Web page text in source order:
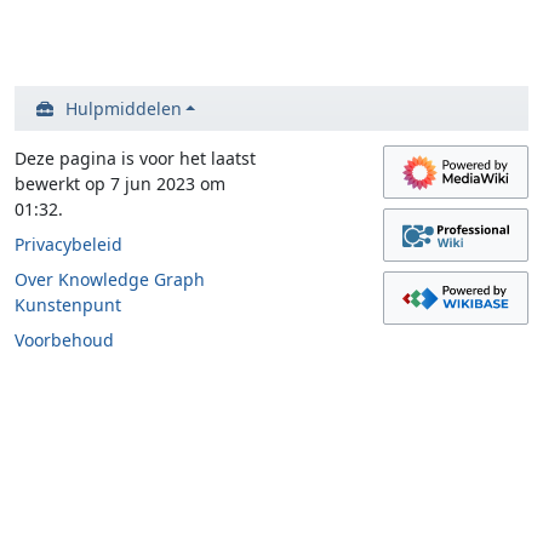
Hulpmiddelen
Deze pagina is voor het laatst
bewerkt op 7 jun 2023 om
01:32.
Privacybeleid
Over Knowledge Graph
Kunstenpunt
Voorbehoud